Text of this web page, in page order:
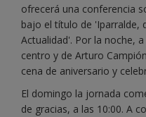
ofrecerá una conferencia
bajo el título de 'Iparralde,
Actualidad'. Por la noche,
centro y de Arturo
cena de aniversario y
El domingo la jornada
de gracias, a las 10:00. A